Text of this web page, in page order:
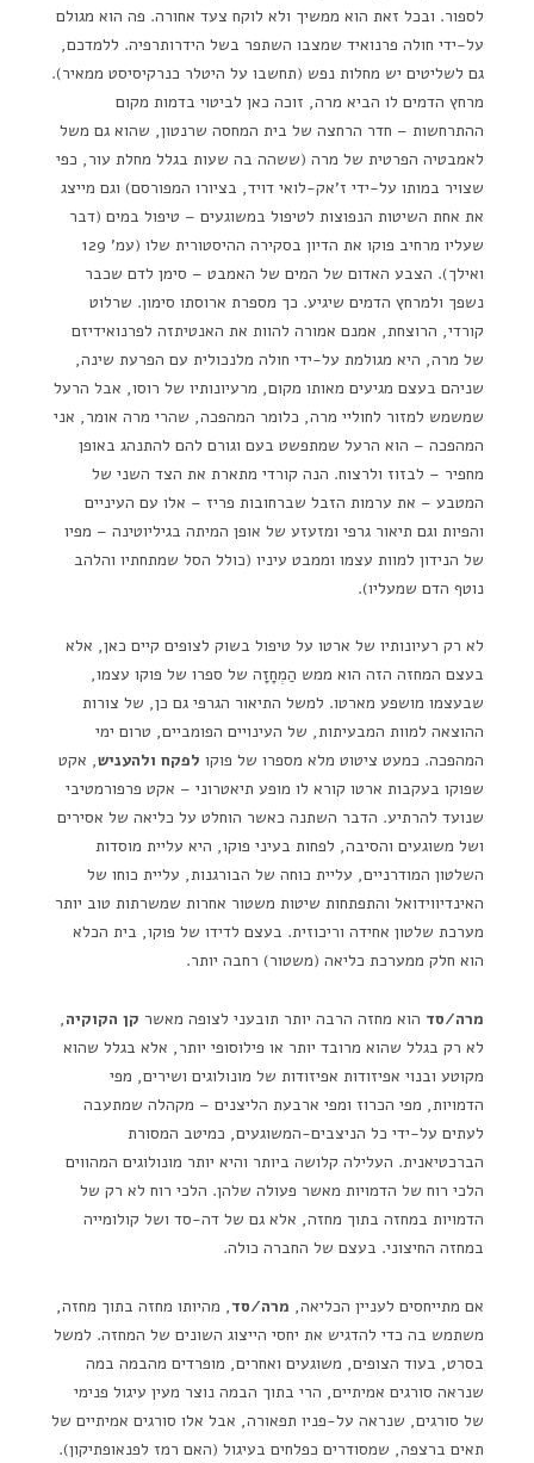
לספור. ובכל זאת הוא ממשיך ולא לוקח צעד אחורה. פה הוא מגולם
על-ידי חולה פרנואיד שמצבו השתפר בשל הידרותרפיה. ללמדכם,
גם לשליטים יש מחלות נפש (תחשבו על היטלר כנרקיסיסט ממאיר).
מרחץ הדמים לו הביא מרה, זוכה כאן לביטוי בדמות מקום
ההתרחשות – חדר הרחצה של בית המחסה שרנטון, שהוא גם משל
לאמבטיה הפרטית של מרה (ששהה בה שעות בגלל מחלת עור, כפי
שצויר במותו על-ידי ז'אק-לואי דויד, בציורו המפורסם) וגם מייצג
את אחת השיטות הנפוצות לטיפול במשוגעים – טיפול במים (דבר
שעליו מרחיב פוקו את הדיון בסקירה ההיסטורית שלו (עמ' 129
ואילך). הצבע האדום של המים של האמבט – סימן לדם שכבר
נשפך ולמרחץ הדמים שיגיע. כך מספרת ארוסתו סימון. שרלוט
קורדי, הרוצחת, אמנם אמורה להוות את האנטיתזה לפרנואידיזם
של מרה, היא מגולמת על-ידי חולה מלנכולית עם הפרעת שינה,
שניהם בעצם מגיעים מאותו מקום, מרעיונותיו של רוסו, אבל הרעל
שמשמש למזור לחוליי מרה, כלומר המהפכה, שהרי מרה אומר, אני
המהפכה – הוא הרעל שמתפשט בעם וגורם להם להתנהג באופן
מחפיר – לבזוז ולרצוח. הנה קורדי מתארת את הצד השני של
המטבע – את ערמות הזבל שברחובות פריז – אלו עם העיניים
והפיות וגם תיאור גרפי ומזעזע של אופן המיתה בגיליוטינה – מפיו
של הנידון למוות עצמו וממבט עיניו (כולל הסל שמתחתיו והלהב
נוטף הדם שמעליו).
לא רק רעיונותיו של ארטו על טיפול בשוק לצופים קיים כאן, אלא
בעצם המחזה הזה הוא ממש הַמְחָזָה של ספרו של פוקו עצמו,
שבעצמו מושפע מארטו. למשל התיאור הגרפי גם כן, של צורות
ההוצאה למוות המבעיתות, של העינויים הפומביים, טרום ימי
המהפכה. כמעט ציטוט מלא מספרו של פוקו לפקח ולהעניש, אקט
שפוקו בעקבות ארטו קורא לו מופע תיאטרוני – אקט פרפורמטיבי
שנועד להרתיע. הדבר השתנה כאשר הוחלט על כליאה של אסירים
ושל משוגעים והסיבה, לפחות בעיני פוקו, היא עליית מוסדות
השלטון המודרניים, עליית כוחה של הבורגנות, עליית כוחו של
האינדיווידואל והתפתחות שיטות משטור אחרות שמשרתות טוב יותר
מערכת שלטון אחידה וריכוזית. בעצם לדידו של פוקו, בית הכלא
הוא חלק ממערכת כליאה (משטור) רחבה יותר.
מרה/סד הוא מחזה הרבה יותר תובעני לצופה מאשר קן הקוקיה,
לא רק בגלל שהוא מרובד יותר או פילוסופי יותר, אלא בגלל שהוא
מקוטע ובנוי אפיזודות אפיזודות של מונולוגים ושירים, מפי
הדמויות, מפי הכרוז ומפי ארבעת הליצנים – מקהלה שמתעבה
לעתים על-ידי כל הניצבים-המשוגעים, כמיטב המסורת
הברכטיאנית. העלילה קלושה ביותר והיא יותר מונולוגים המהווים
הלכי רוח של הדמויות מאשר פעולה שלהן. הלכי רוח לא רק של
הדמויות במחזה בתוך מחזה, אלא גם של דה-סד ושל קולומייה
במחזה החיצוני. בעצם של החברה כולה.
אם מתייחסים לעניין הכליאה, מרה/סד, מהיותו מחזה בתוך מחזה,
משתמש בה כדי להדגיש את יחסי הייצוג השונים של המחזה. למשל
בסרט, בעוד הצופים, משוגעים ואחרים, מופרדים מהבמה במה
שנראה סורגים אמיתיים, הרי בתוך הבמה נוצר מעין עיגול פנימי
של סורגים, שנראה על-פניו תפאורה, אבל אלו סורגים אמיתיים של
תאים ברצפה, שמסודרים כפלחים בעיגול (האם רמז לפנאופתיקון).